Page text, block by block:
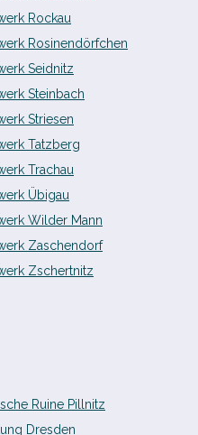
Rockau
Rosinendörfchen
Seidnitz
Steinbach
Striesen
Tatzberg
Trachau
Übigau
Wilder Mann
Zaschendorf
Zschertnitz
Ruine Pillnitz
Dresden